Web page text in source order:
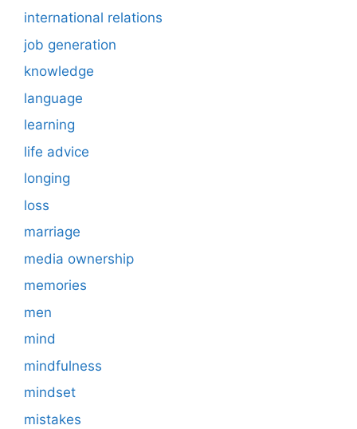
international relations
job generation
knowledge
language
learning
life advice
longing
loss
marriage
media ownership
memories
men
mind
mindfulness
mindset
mistakes